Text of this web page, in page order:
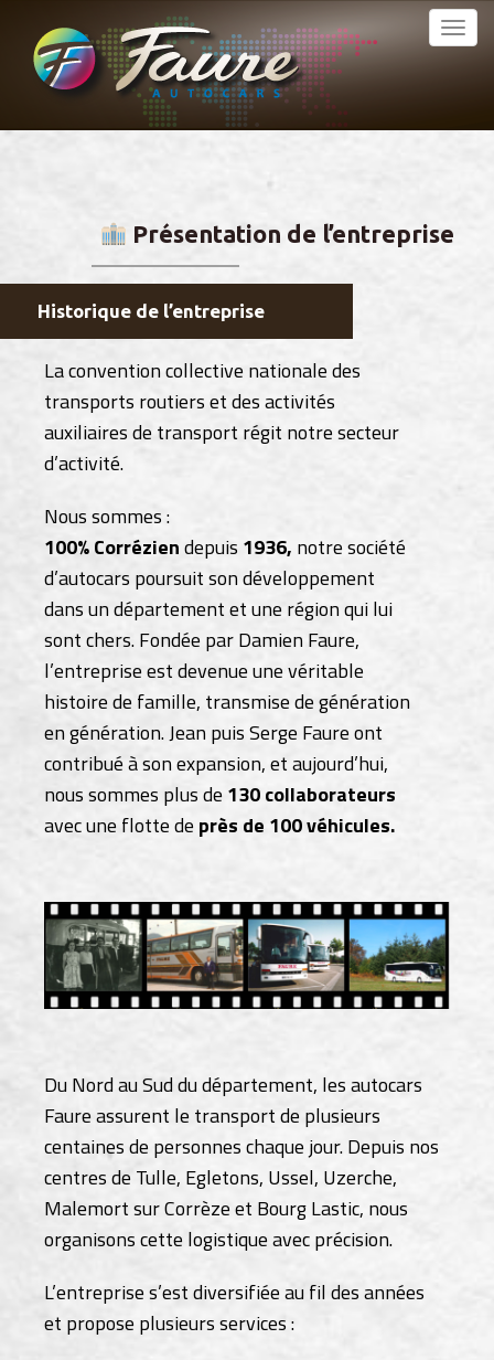
Faure Autocars
MENU
PRINCIPAL
contenu
Présentation de l’entreprise
Historique de l’entreprise
La convention collective nationale des
transports routiers et des activités
auxiliaires de transport régit notre secteur
d’activité.
Nous sommes :
100% Corréziendepuis 1936, notre société
d’autocars poursuit son développement
dans un département et une région qui lui
sont chers. Fondée par Damien Faure,
l’entreprise est devenue une véritable
histoire de famille, transmise de génération
en génération. Jean puis Serge Faure ont
contribué à son expansion, et aujourd’hui,
nous sommes plus de130 collaborateurs
avec une flotte deprès de 100 véhicules.
Du Nord au Sud du département, les autocars
Faure assurent le transport de plusieurs
centaines de personnes chaque jour. Depuis nos
centres de Tulle, Egletons, Ussel, Uzerche,
Malemort sur Corrèze et Bourg Lastic, nous
organisons cette logistique avec précision.
L’entreprise s’est diversifiée au fil des années
et propose plusieurs services :